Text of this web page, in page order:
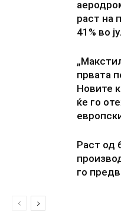
раст на
41% во
првата
Новите
ќе го
Раст од
го